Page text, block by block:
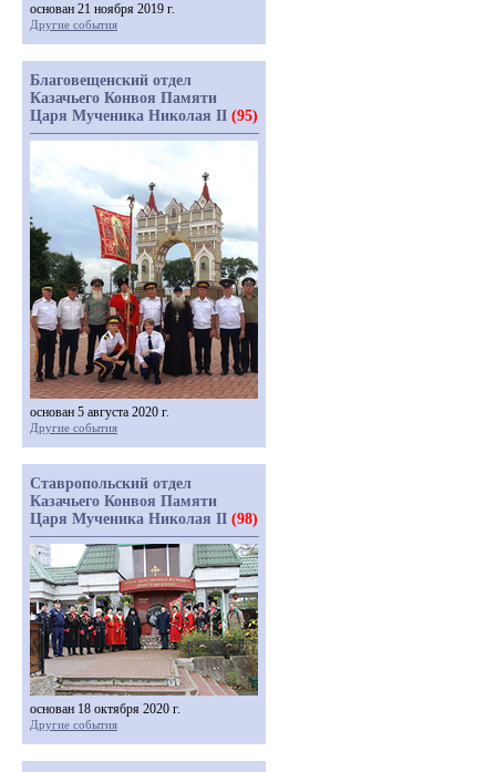
основан 21 ноября 2019 г.
Другие события
Благовещенский отдел
Казачьего Конвоя Памяти
Царя Мученика Николая II (95)
основан 5 августа 2020 г.
Другие события
Ставропольский отдел
Казачьего Конвоя Памяти
Царя Мученика Николая II (98)
основан 18 октября 2020 г.
Другие события